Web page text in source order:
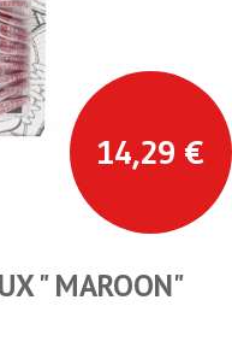
14,29 €
" MAROON"